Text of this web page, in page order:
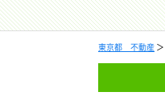
東京都 不動産 ＞